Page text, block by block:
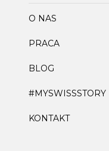
O NAS
PRACA
BLOG
#MYSWISSSTORY
KONTAKT